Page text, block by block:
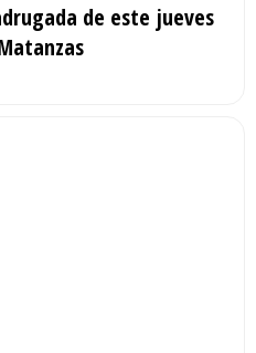
de este jueves